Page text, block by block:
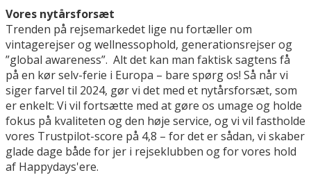
Vores nytårsforsæt
Trenden på rejsemarkedet lige nu fortæller om
vintagerejser og wellnessophold, generationsrejser og
”global awareness”. Alt det kan man faktisk sagtens få
på en kør selv-ferie i Europa – bare spørg os! Så når vi
siger farvel til 2024, gør vi det med et nytårsforsæt, som
er enkelt: Vi vil fortsætte med at gøre os umage og holde
fokus på kvaliteten og den høje service, og vi vil fastholde
vores Trustpilot-score på 4,8 – for det er sådan, vi skaber
glade dage både for jer i rejseklubben og for vores hold
af Happydays'ere.